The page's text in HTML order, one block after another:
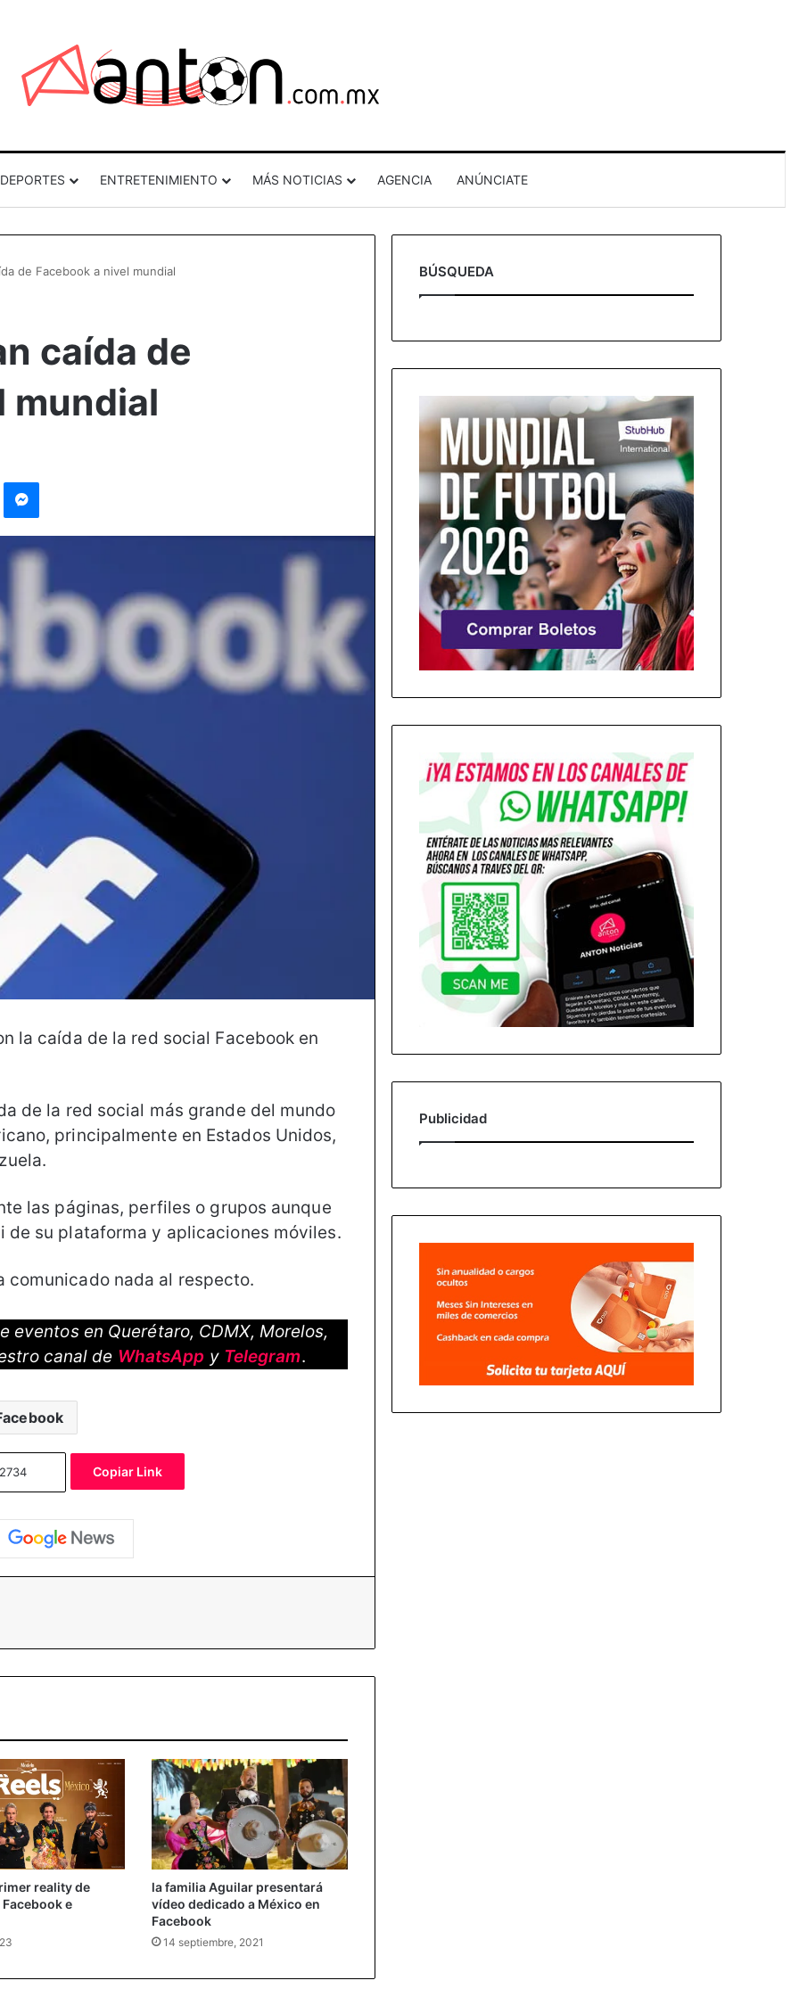
DEPORTES ENTRETENIMIENTO MÁS NOTICIAS AGENCIA ANÚNCIATE
de Facebook a nivel mundial
caída de
mundial
Messenger
la caída de la red social Facebook en
de la red social más grande del mundo
principalmente en Estados Unidos,
las páginas, perfiles o grupos aunque
de su plataforma y aplicaciones móviles.
comunicado nada al respecto.
en Querétaro, CDMX, Morelos,
canal de WhatsApp y Telegram.
Copiar Link
reality de
e
la familia Aguilar presentará
vídeo dedicado a México en
Facebook
14 septiembre, 2021
BÚSQUEDA
Publicidad